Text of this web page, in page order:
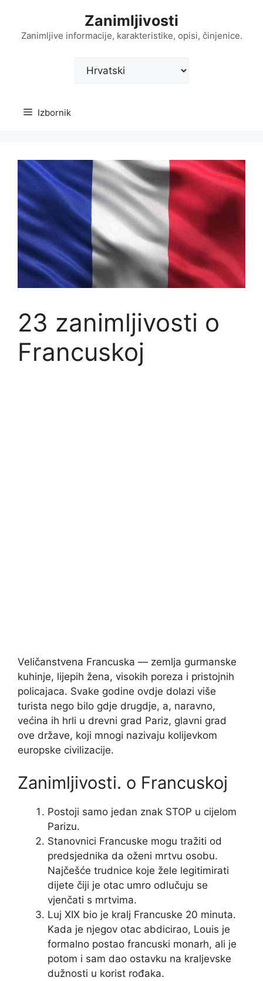
sadržaj
Zanimljivosti
Zanimljive informacije, karakteristike, opisi, činjenice.
Odaberite
Izbornik
23 zanimljivosti o
Francuskoj
Veličanstvena Francuska — zemlja gurmanske
kuhinje, lijepih žena, visokih poreza i pristojnih
policajaca. Svake godine ovdje dolazi više
turista nego bilo gdje drugdje, a, naravno,
većina ih hrli u drevni grad Pariz, glavni grad
ove države, koji mnogi nazivaju kolijevkom
europske civilizacije.
Zanimljivosti. o Francuskoj
Postoji samo jedan znak STOP u cijelom
Parizu.
Stanovnici Francuske mogu tražiti od
predsjednika da oženi mrtvu osobu.
Najčešće trudnice koje žele legitimirati
dijete čiji je otac umro odlučuju se
vjenčati s mrtvima.
Luj XIX bio je kralj Francuske 20 minuta.
Kada je njegov otac abdicirao, Louis je
formalno postao francuski monarh, ali je
potom i sam dao ostavku na kraljevske
dužnosti u korist rođaka.